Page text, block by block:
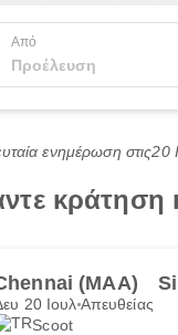
Από
ενημέρωση στις20
κράτηση
(MAA)
20 Ιουλ Απευθείας
Scoot